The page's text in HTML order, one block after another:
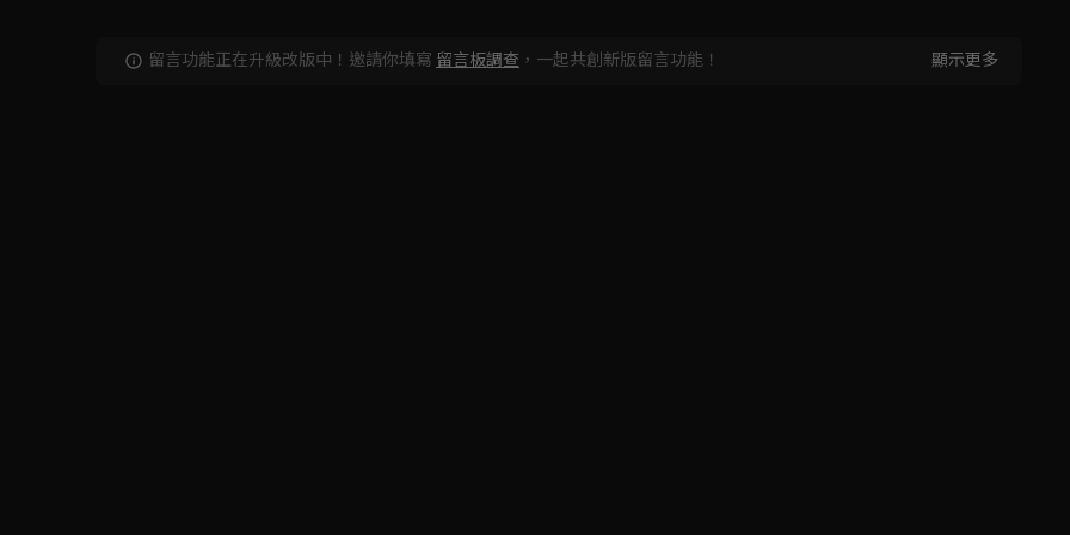
留言功能正在升級改版中！邀請你填寫 留言板調查 ，一起共創新版留言功能！ 顯示更多